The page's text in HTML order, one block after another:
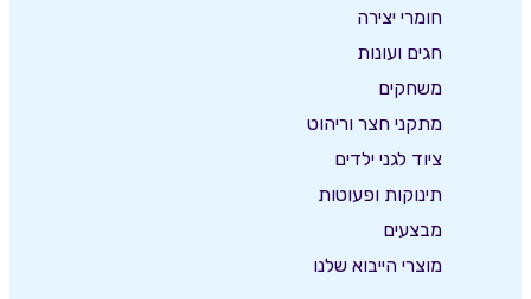
חומרי יצירה
חגים ועונות
משחקים
מתקני חצר וריהוט
ציוד לגני ילדים
תינוקות ופעוטות
מבצעים
מוצרי הייבוא שלנו